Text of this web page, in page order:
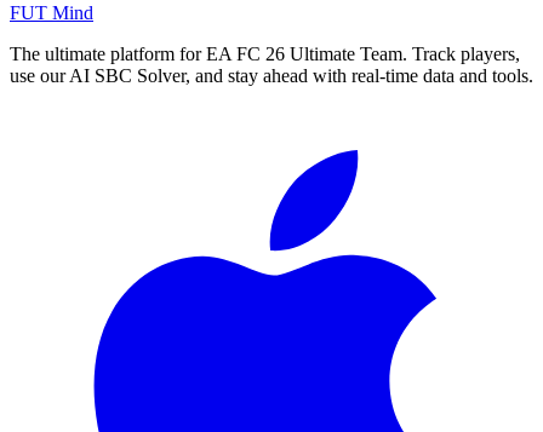
FUT Mind
The ultimate platform for EA FC 26 Ultimate Team. Track players,
use our AI SBC Solver, and stay ahead with real-time data and tools.